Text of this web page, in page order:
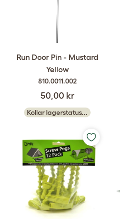
Run Door Pin - Mustard
Yellow
810.0011.002
50,00 kr
Kollar lagerstatus...